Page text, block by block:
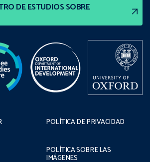
DE ESTUDIOS SOBRE
POLÍTICA DE PRIVACIDAD
POLÍTICA SOBRE LAS
IMÁGENES